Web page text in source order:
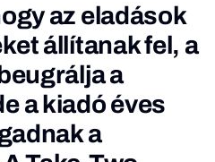
az eladások
állítanak fel, a
a
a kiadó éves
a